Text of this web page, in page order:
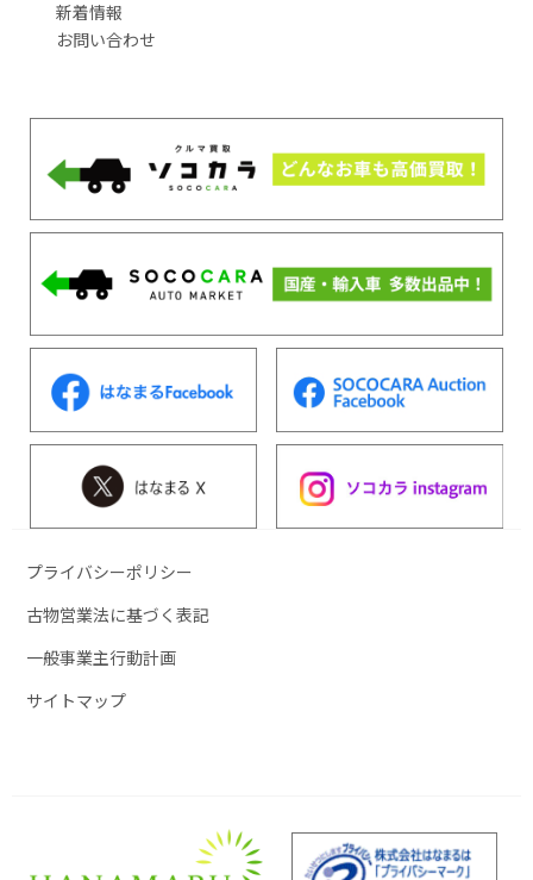
新着情報
お問い合わせ
プライバシーポリシー
古物営業法に基づく表記
一般事業主行動計画
サイトマップ